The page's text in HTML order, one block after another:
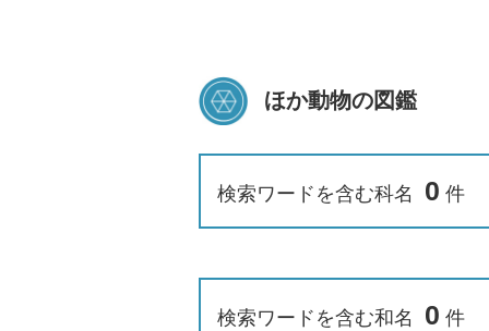
ほか動物の図鑑
検索ワードを含む科名 0 件
検索ワードを含む和名 0 件